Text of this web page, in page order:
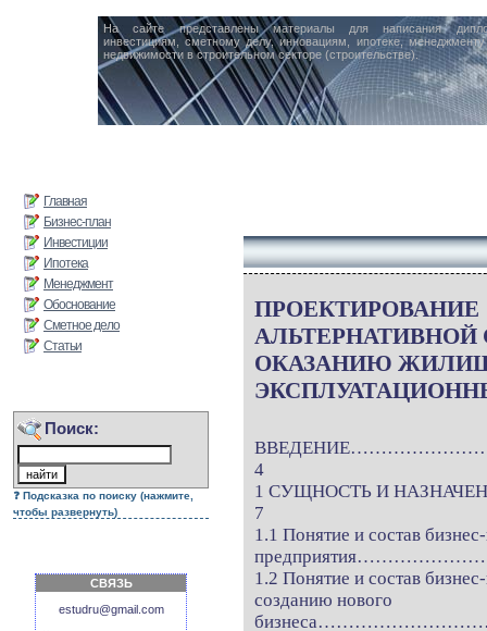
На сайте представлены материалы для написания
инвестициям, сметному делу, инновациям, ипотеке,
недвижимости в строительном секторе (строительстве).
Главная
Бизнес-план
Инвестиции
Ипотека
Менеджмент
Обоснование
Сметное дело
Статьи
Поиск:
Подсказка по поиску (нажмите,
чтобы развернуть)
СВЯЗЬ
estudru@gmail.com
ПРОЕКТИРОВАНИЕ
ОКАЗАНИЮ
4
1 СУЩНОСТЬ И
7
1.1 Понятие и состав
1.2 Понятие и состав
созданию нового